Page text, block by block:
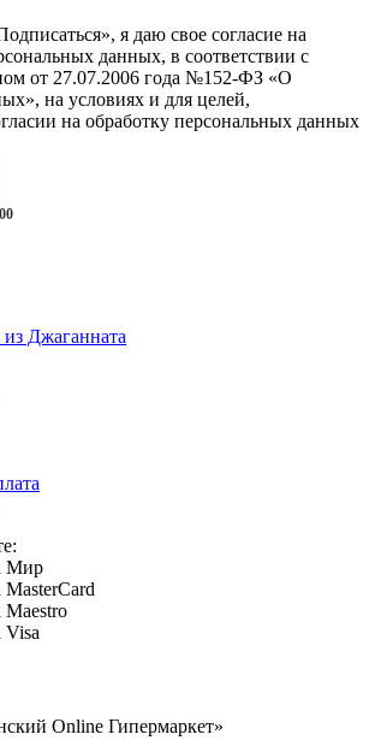
я даю свое согласие на
данных, в соответствии с
от 27.07.2006 года №152-ФЗ «О
на условиях и для целей,
на обработку персональных данных
Джаганната
Online Гипермаркет»